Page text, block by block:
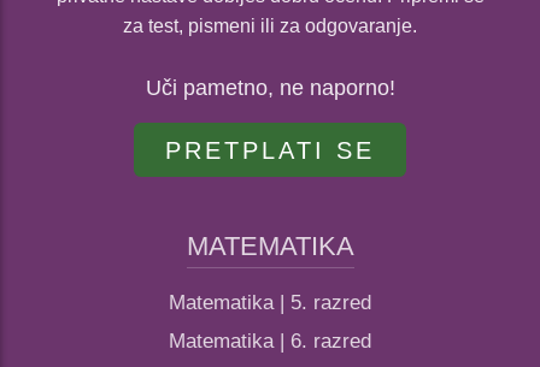
za test, pismeni ili za odgovaranje.
Uči pametno, ne naporno!
PRETPLATI SE
MATEMATIKA
Matematika | 5. razred
Matematika | 6. razred